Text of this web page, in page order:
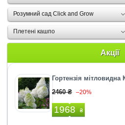
Розумний сад Click and Grow
Плетені кашпо
Акції
Гортензія мітловидна
2460 ₴ –20%
1968 ₴